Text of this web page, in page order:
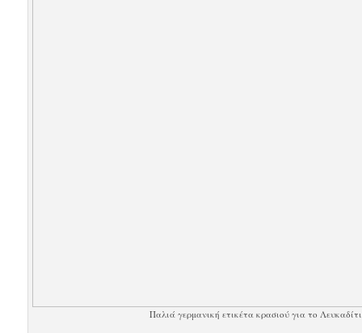
Παλιά γερμανική ετικέτα κρασιού για το